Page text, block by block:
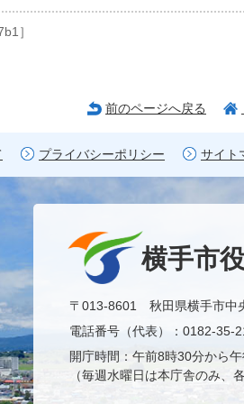
］
前のページへ戻る
プライバシーポリシー サイト
横手市
〒013-8601 秋田県横手市中
電話番号（代表）：0182-
開庁時間：午前8時30分から
（毎週水曜日は本庁舎のみ